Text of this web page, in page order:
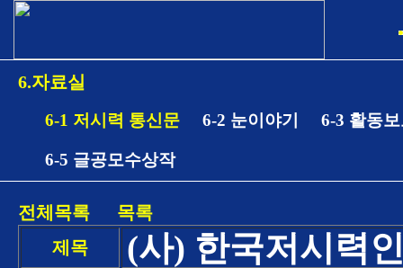
6.자료실
6-1 저시력 통신문 6-2 눈이야기 6-3 활동
6-5 글공모수상작
전체목록
목록
제목
(사) 한국저시력